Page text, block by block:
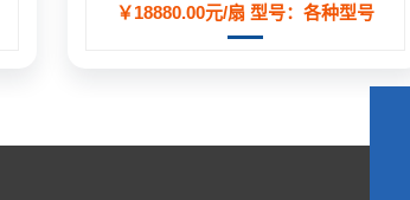
￥18880.00元/扇 型号：各种型号